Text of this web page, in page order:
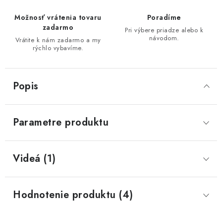
Možnosť vrátenia tovaru
zadarmo
Vrátite k nám zadarmo a my
rýchlo vybavíme.
Poradíme
Pri výbere priadze alebo k
návodom.
Popis
Parametre produktu
Videá (1)
Hodnotenie produktu (4)